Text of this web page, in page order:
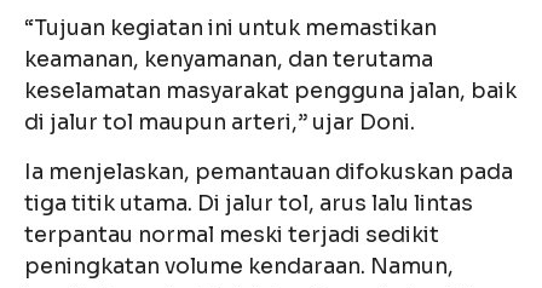
“Tujuan kegiatan ini untuk memastikan
keamanan, kenyamanan, dan terutama
keselamatan masyarakat pengguna jalan, baik
di jalur tol maupun arteri,” ujar Doni.
Ia menjelaskan, pemantauan difokuskan pada
tiga titik utama. Di jalur tol, arus lalu lintas
terpantau normal meski terjadi sedikit
peningkatan volume kendaraan. Namun,